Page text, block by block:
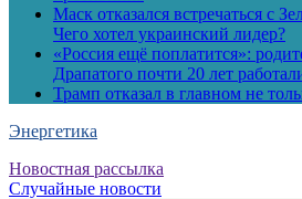
Маск отказался встречаться с
Чего хотел украинский лидер?
«Россия ещё поплатится»:
Драпатого почти 20 лет
Трамп отказал в главном не
Энергетика
Новостная рассылка
Случайные новости